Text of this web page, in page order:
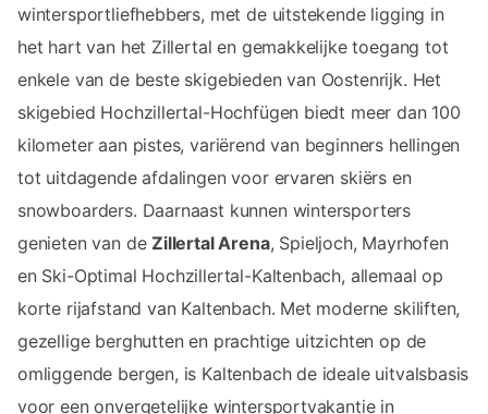
wintersportliefhebbers, met de uitstekende ligging in
het hart van het Zillertal en gemakkelijke toegang tot
enkele van de beste skigebieden van Oostenrijk. Het
skigebied Hochzillertal-Hochfügen biedt meer dan 100
kilometer aan pistes, variërend van beginners hellingen
tot uitdagende afdalingen voor ervaren skiërs en
snowboarders. Daarnaast kunnen wintersporters
genieten van deZillertal Arena, Spieljoch, Mayrhofen
en Ski-Optimal Hochzillertal-Kaltenbach, allemaal op
korte rijafstand van Kaltenbach. Met moderne skiliften,
gezellige berghutten en prachtige uitzichten op de
omliggende bergen, is Kaltenbach de ideale uitvalsbasis
voor een onvergetelijke wintersportvakantie in